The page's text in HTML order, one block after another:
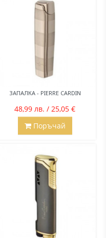
ЗАПАЛКА - PIERRE CARDIN
48,99 лв. / 25,05 €
Поръчай